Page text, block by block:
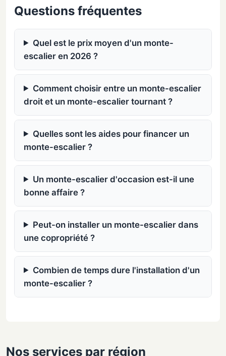
Questions fréquentes
Quel est le prix moyen d'un monte-
escalier en 2026 ?
Comment choisir entre un monte-escalier
droit et un monte-escalier tournant ?
Quelles sont les aides pour financer un
monte-escalier ?
Un monte-escalier d'occasion est-il une
bonne affaire ?
Peut-on installer un monte-escalier dans
une copropriété ?
Combien de temps dure l'installation d'un
monte-escalier ?
Nos services par région